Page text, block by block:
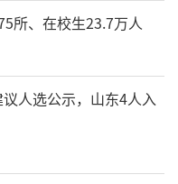
海洋合作发展大
逯蔷薇）
所、在校生23.7万人
人选公示，山东4人入